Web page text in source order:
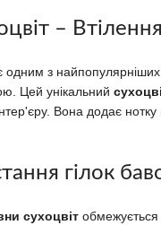
–
одним з найпопулярніших
Цей унікальний
інтер'єру. Вона додає
гілок
сухоцвітобмежується